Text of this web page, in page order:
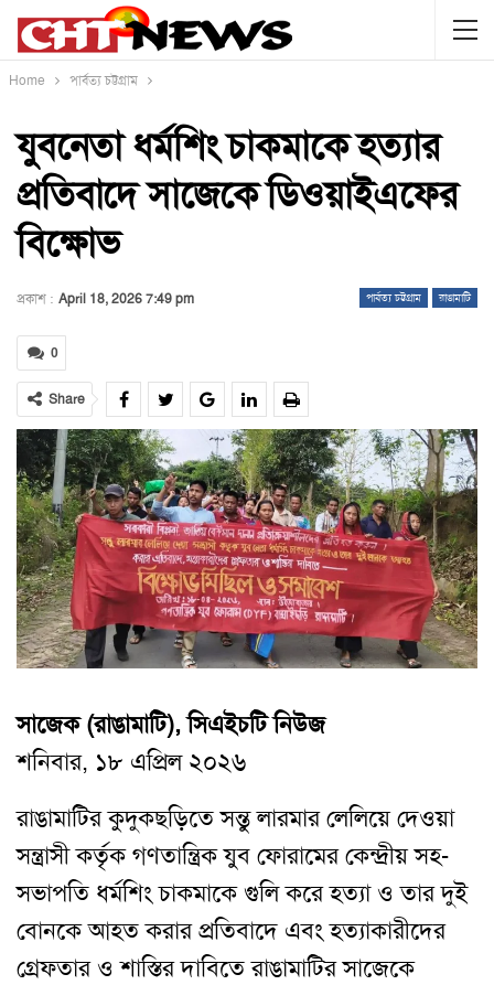
Home পার্বত্য চট্টগ্রাম
যুবনেতা ধর্মশিং চাকমাকে হত্যার
প্রতিবাদে সাজেকে ডিওয়াইএফের
বিক্ষোভ
পার্বত্য চট্টগ্রাম রাঙামাটি
প্রকাশ : April 18, 2026 7:49 pm
0
Share
সাজেক (রাঙামাটি), সিএইচটি নিউজ
শনিবার, ১৮ এপ্রিল ২০২৬
‎রাঙামাটির কুদুকছড়িতে সন্তু লারমার লেলিয়ে দেওয়া
সন্ত্রাসী কর্তৃক গণতান্ত্রিক যুব ফোরামের কেন্দ্রীয় সহ-
সভাপতি ধর্মশিং চাকমাকে গুলি করে হত্যা ও তার দুই
বোনকে আহত করার প্রতিবাদে এবং হত্যাকারীদের
গ্রেফতার ও শাস্তির দাবিতে রাঙামাটির সাজেকে